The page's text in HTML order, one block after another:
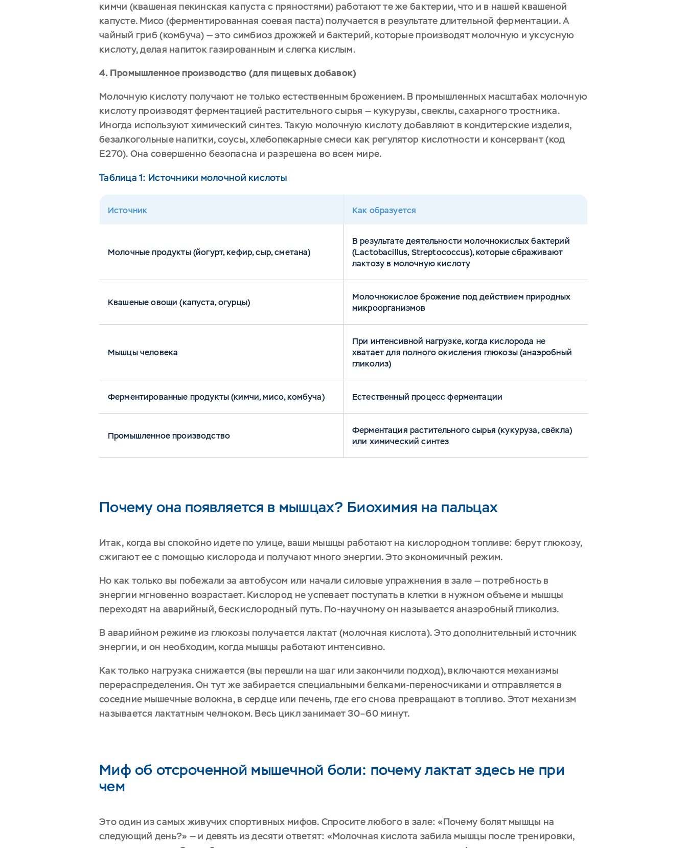
кимчи (квашеная пекинская капуста с пряностями) работают те же бактерии, что и в нашей квашеной
капусте. Мисо (ферментированная соевая паста) получается в результате длительной ферментации. А
чайный гриб (комбуча) — это симбиоз дрожжей и бактерий, которые производят молочную и уксусную
кислоту, делая напиток газированным и слегка кислым.
4. Промышленное производство (для пищевых добавок)
Молочную кислоту получают не только естественным брожением. В промышленных масштабах молочную
кислоту производят ферментацией растительного сырья — кукурузы, свеклы, сахарного тростника.
Иногда используют химический синтез. Такую молочную кислоту добавляют в кондитерские изделия,
безалкогольные напитки, соусы, хлебопекарные смеси как регулятор кислотности и консервант (код
E270). Она совершенно безопасна и разрешена во всем мире.
Таблица 1: Источники молочной кислоты
Источник Как образуется
Молочные продукты (йогурт, кефир, сыр, сметана)
В результате деятельности молочнокислых бактерий
(Lactobacillus, Streptococcus), которые сбраживают
лактозу в молочную кислоту
Квашеные овощи (капуста, огурцы)
Молочнокислое брожение под действием природных
микроорганизмов
Мышцы человека
При интенсивной нагрузке, когда кислорода не
хватает для полного окисления глюкозы (анаэробный
гликолиз)
Ферментированные продукты (кимчи, мисо, комбуча) Естественный процесс ферментации
Промышленное производство
Ферментация растительного сырья (кукуруза, свёкла)
или химический синтез
Почему она появляется в мышцах? Биохимия на пальцах
Итак, когда вы спокойно идете по улице, ваши мышцы работают на кислородном топливе: берут глюкозу,
сжигают ее с помощью кислорода и получают много энергии. Это экономичный режим.
Но как только вы побежали за автобусом или начали силовые упражнения в зале — потребность в
энергии мгновенно возрастает. Кислород не успевает поступать в клетки в нужном объеме и мышцы
переходят на аварийный, бескислородный путь. По-научному он называется анаэробный гликолиз.
В аварийном режиме из глюкозы получается лактат (молочная кислота). Это дополнительный источник
энергии, и он необходим, когда мышцы работают интенсивно.
Как только нагрузка снижается (вы перешли на шаг или закончили подход), включаются механизмы
перераспределения. Он тут же забирается специальными белками-переносчиками и отправляется в
соседние мышечные волокна, в сердце или печень, где его снова превращают в топливо. Этот механизм
называется лактатным челноком. Весь цикл занимает 30–60 минут.
Миф об отсроченной мышечной боли: почему лактат здесь не при
чем
Это один из самых живучих спортивных мифов. Спросите любого в зале: «Почему болят мышцы на
следующий день?» — и девять из десяти ответят: «Молочная кислота забила мышцы после тренировки,